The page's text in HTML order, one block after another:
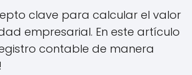
clave para calcular el valor
empresarial. En este artículo
contable de manera